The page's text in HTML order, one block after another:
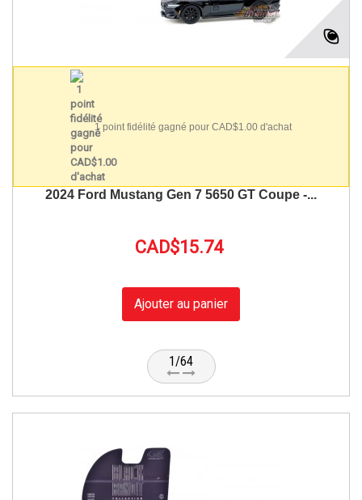
1 point fidélité gagné pour CAD$1.00 d'achat
2024 Ford Mustang Gen 7 5650 GT Coupe -...
CAD$15.74
Ajouter au panier
1/64